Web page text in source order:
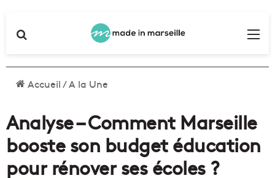
Accueil/A la Une
Analyse – Comment Marseille
booste son budget éducation
pour rénover ses écoles ?